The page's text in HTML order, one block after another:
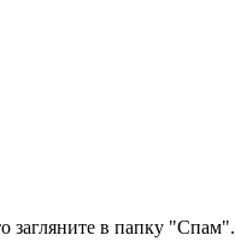
загляните в папку "Спам".